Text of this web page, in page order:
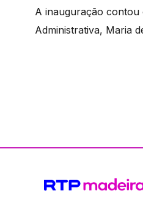
A inauguração contou
Administrativa, Maria